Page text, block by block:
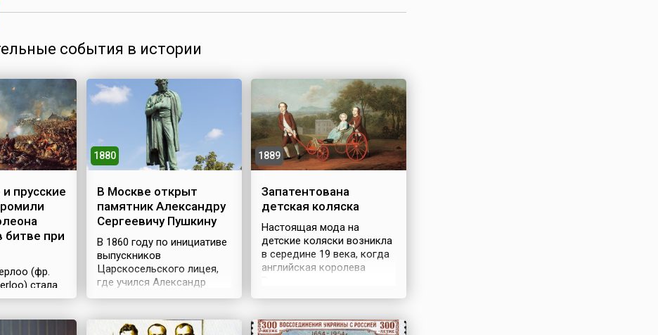
события в истории
прусские
битве при
(фр.
стала
«ста
1880
В Москве открыт
памятник Александру
Сергеевичу Пушкину
В 1860 году по инициативе
выпускников
Царскосельского лицея,
где учился Александр
Пушкин, начался сбор
памятника поэту. Но
1889
Запатентована
детская коляска
Настоящая мода на
детские коляски возникла
в середине 19 века, когда
английская королева
королевскому парку.